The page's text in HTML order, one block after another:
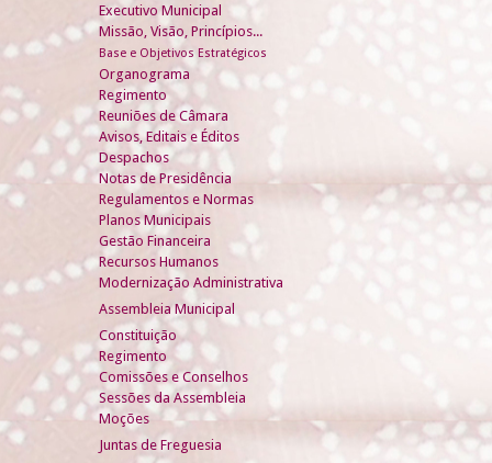
Executivo Municipal
Missão, Visão, Princípios...
Base e Objetivos Estratégicos
Organograma
Regimento
Reuniões de Câmara
Avisos, Editais e Éditos
Despachos
Notas de Presidência
Regulamentos e Normas
Planos Municipais
Gestão Financeira
Recursos Humanos
Modernização Administrativa
Assembleia Municipal
Constituição
Regimento
Comissões e Conselhos
Sessões da Assembleia
Moções
Juntas de Freguesia